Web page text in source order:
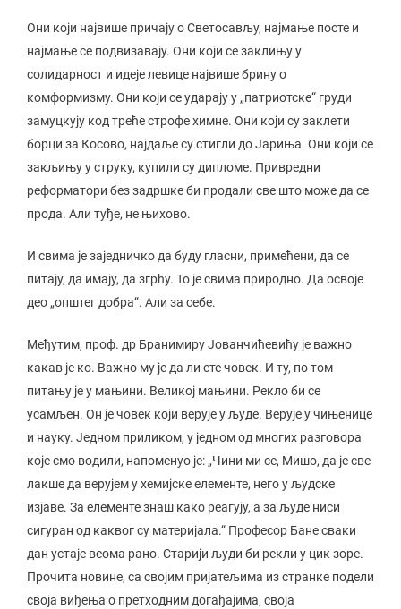
Они који највише причају о Светосављу, најмање посте и
најмање се подвизавају. Они који се заклињу у
солидарност и идеје левице највише брину о
комформизму. Они који се ударају у „патриотске“ груди
замуцкују код треће строфе химне. Они који су заклети
борци за Косово, најдаље су стигли до Јариња. Они који се
закљињу у струку, купили су дипломе. Привредни
реформатори без задршке би продали све што може да се
прода. Али туђе, не њихово.
И свима је заједничко да буду гласни, примећени, да се
питају, да имају, да згрћу. То је свима природно. Да освоје
део „општег добра“. Али за себе.
Међутим, проф. др Бранимиру Јованчићевићу је важно
какав је ко. Важно му је да ли сте човек. И ту, по том
питању је у мањини. Великој мањини. Рекло би се
усамљен. Он је човек који верује у људе. Верује у чињенице
и науку. Једном приликом, у једном од многих разговора
које смо водили, напоменуо је: „Чини ми се, Мишо, да је све
лакше да верујем у хемијске елементе, него у људске
изјаве. За елементе знаш како реагују, а за људе ниси
сигуран од каквог су материјала.“ Професор Бане сваки
дан устаје веома рано. Старији људи би рекли у цик зоре.
Прочита новине, са својим пријатељима из странке подели
своја виђења о претходним догађајима, своја